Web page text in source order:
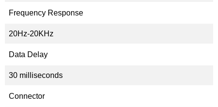
Frequency Response
20Hz-20KHz
Data Delay
30 milliseconds
Connector